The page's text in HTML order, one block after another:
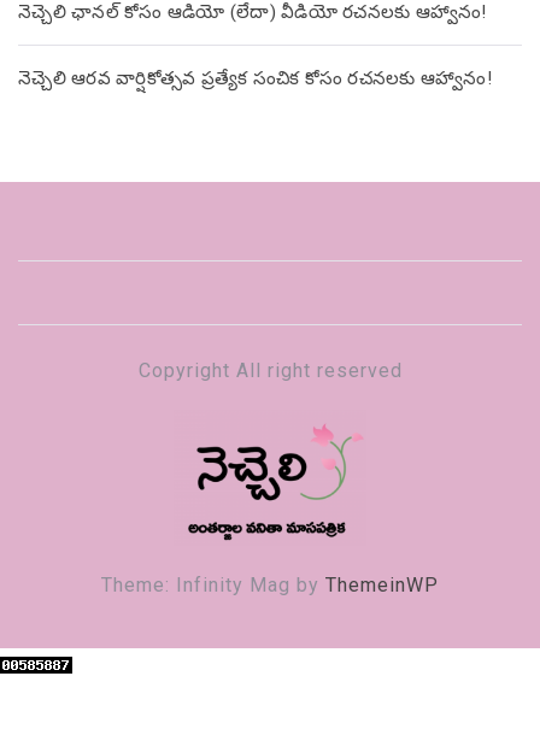
నెచ్చెలి ఛానల్ కోసం ఆడియో (లేదా) వీడియో రచనలకు ఆహ్వానం!
నెచ్చెలి ఆరవ వార్షికోత్సవ ప్రత్యేక సంచిక కోసం రచనలకు ఆహ్వానం!
Copyright All right reserved
Theme: Infinity Mag by ThemeinWP